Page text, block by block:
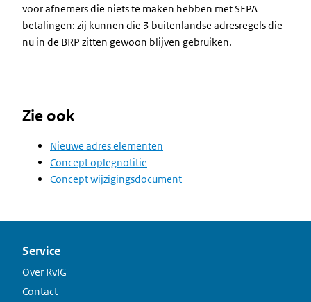
voor afnemers die niets te maken hebben met SEPA
betalingen: zij kunnen die 3 buitenlandse adresregels die
nu in de BRP zitten gewoon blijven gebruiken.
Zie ook
Nieuwe adres elementen
Concept oplegnotitie
Concept wijzigingsdocument
Service
Over RvIG
Contact